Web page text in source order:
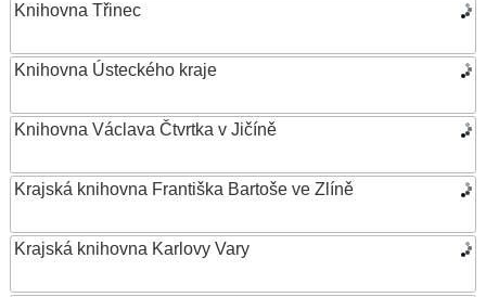
Knihovna Třinec
Knihovna Ústeckého kraje
Knihovna Václava Čtvrtka v Jičíně
Krajská knihovna Františka Bartoše ve Zlíně
Krajská knihovna Karlovy Vary